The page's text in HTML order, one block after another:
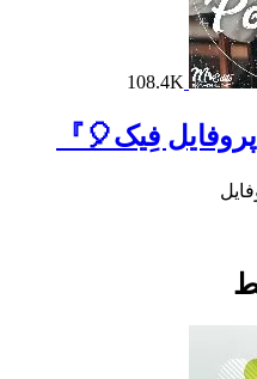
108.4K
فِیک🎈』